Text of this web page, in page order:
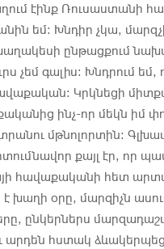
էինք Ռուսաստանի
եմ։ Խնդիր չկա,
ընթացքում
չեմ գալիս։ Խնդրում
Կրկնեցի
ինչ-որ մեկն իմ
մթնոլորտին։
քայլ էր, որ
հավաքականի հետ
է խաղի օրը, մարզիչն
ընկերներս
արդեն հստակ